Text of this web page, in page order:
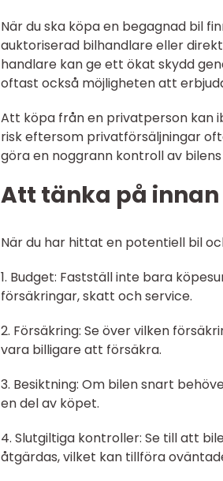
När du ska köpa en begagnad bil
auktoriserad bilhandlare eller
handlare kan ge ett ökat skydd
oftast också möjligheten att
Att köpa från en privatperson kan
risk eftersom privatförsäljningar
göra en noggrann kontroll av
Att tänka på
När du har hittat en potentiell bil
1. Budget: Fastställ inte bara
försäkringar, skatt och service.
2. Försäkring: Se över vilken
vara billigare att försäkra.
3. Besiktning: Om bilen snart
en del av köpet.
4. Slutgiltiga kontroller: Se till att
åtgärdas, vilket kan tillföra